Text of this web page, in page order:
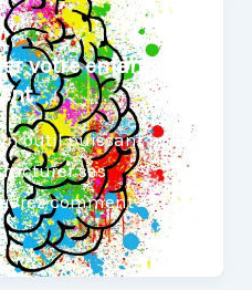
votre enfant à
outil puissant pour
ses
comment